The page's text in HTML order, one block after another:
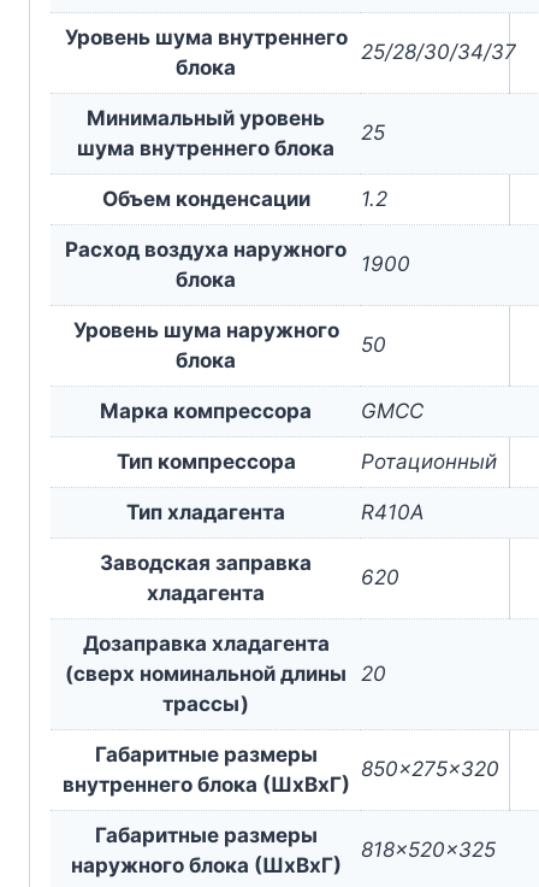
Уровень шума внутреннего
блока
25/28/30/34/37
Минимальный уровень
шума внутреннего блока
25
Объем конденсации 1.2
Расход воздуха наружного
блока
1900
Уровень шума наружного
блока
50
Марка компрессора GMCC
Тип компрессора Ротационный
Тип хладагента R410A
Заводская заправка
хладагента
620
Дозаправка хладагента
(сверх номинальной длины
трассы)
20
Габаритные размеры
внутреннего блока (ШxВxГ)
850x275x320
Габаритные размеры
наружного блока (ШxВxГ)
818x520x325